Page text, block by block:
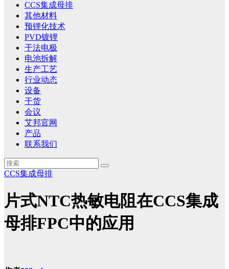
CCS集成母排
其他材料
预锂化技术
PVD镀锂
干法电极
电池拆解
生产工艺
行业动态
设备
干货
会议
艾邦官网
产品
联系我们
CCS集成母排
片式NTC热敏电阻在CCS集成
母排FPC中的应用